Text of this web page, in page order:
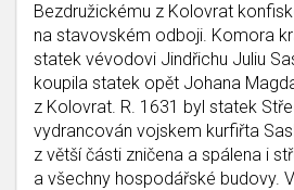
Bezdružickému z Kolovrat
na stavovském odboji. Komora
statek vévodovi Jindřichu Juliu
koupila statek opět Johana
z Kolovrat. R. 1631 byl statek
vydrancován vojskem kurfiřta
z větší části zničena a spálena i
a všechny hospodářské budovy.